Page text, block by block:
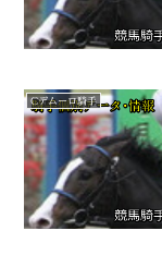
Cデムーロ騎手